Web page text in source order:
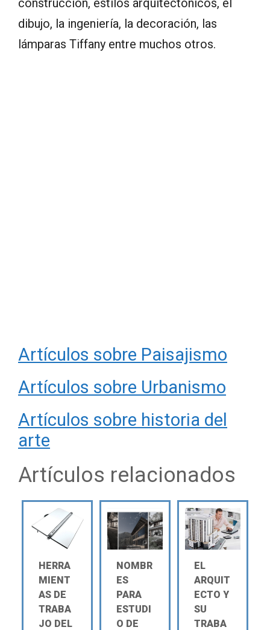
dibujo, la ingeniería, la decoración, las
lámparas Tiffany entre muchos otros.
Artículos sobre Paisajismo
Artículos sobre Urbanismo
Artículos sobre historia del
arte
Artículos relacionados
HERRA
MIENT
AS DE
TRABA
JO DEL
NOMBR
ES
PARA
ESTUDI
O DE
EL
ARQUIT
ECTO Y
SU
TRABA